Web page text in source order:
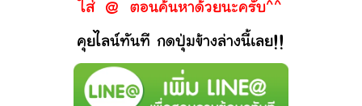
ใส่ @ ตอนค้นหาด้วยนะครับ^^
คุยไลน์ทันที กดปุ่มข้างล่างนี้เลย!!